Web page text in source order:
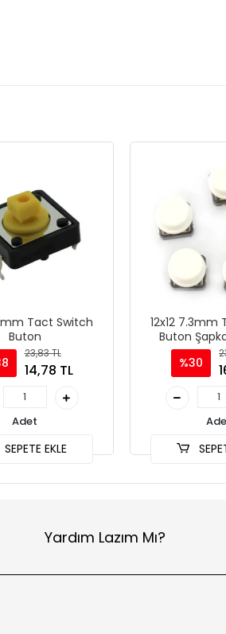
Tact Switch
Buton
23,83 TL
14,78 TL
Adet
SEPETE EKLE
12x12
Buton
%30
Yardım Lazım Mı?